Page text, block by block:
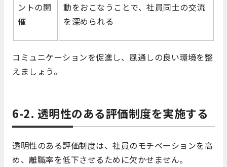
ントの開
催
動をおこなうことで、社員同士の交流
を深められる
コミュニケーションを促進し、風通しの良い環境を整
えましょう。
6-2. 透明性のある評価制度を実施する
透明性のある評価制度は、社員のモチベーションを高
め、離職率を低下させるために欠かせません。